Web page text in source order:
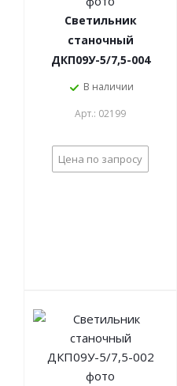
Светильник
станочный
ДКП09У-5/7,5-004
В наличии
Арт.: 02199
Цена по запросу